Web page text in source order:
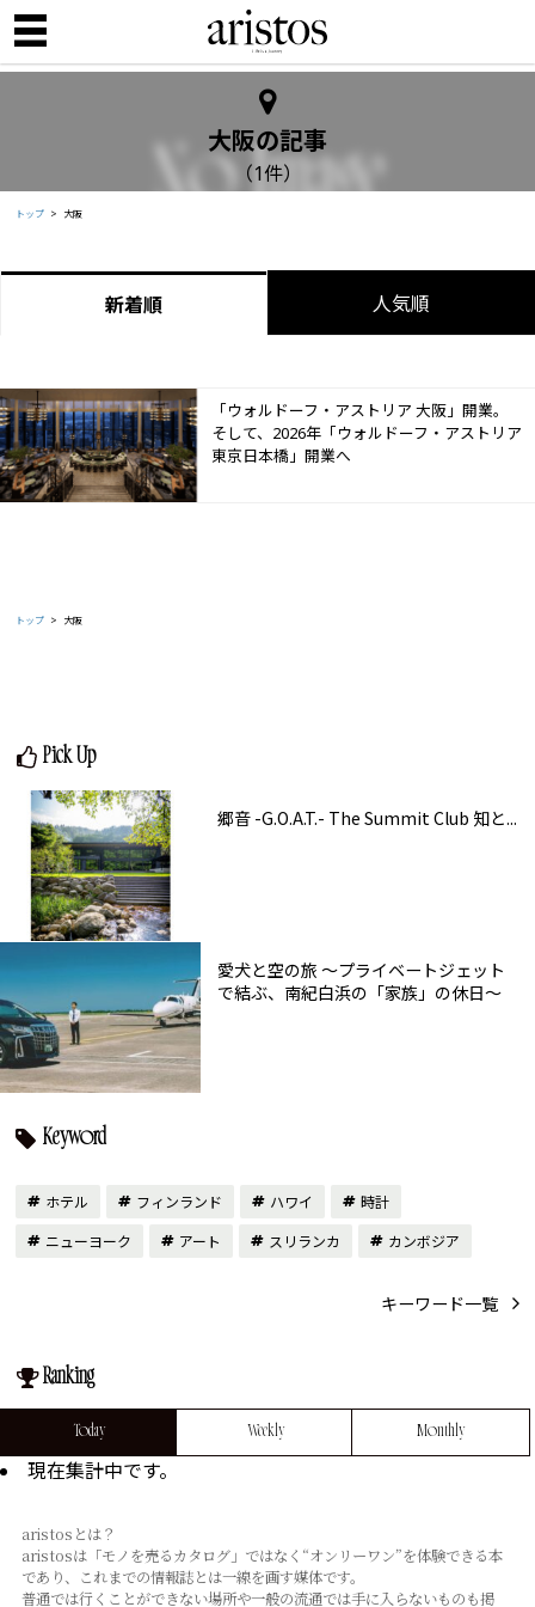
大阪の記事
（1件）
トップ 大阪
新着順 人気順
「ウォルドーフ・アストリア 大阪」開業。
そして、2026年「ウォルドーフ・アストリア
東京日本橋」開業へ
トップ 大阪
Pick Up
郷音 -G.O.A.T.- The Summit Club 知と...
愛犬と空の旅 ～プライベートジェット
で結ぶ、南紀白浜の「家族」の休日～
Keyword
ホテル フィンランド ハワイ
時計
ニューヨーク
アート スリランカ カンボジア
キーワード一覧
Ranking
Today Weekly Monthly
現在集計中です。
aristosとは？
aristosは「モノを売るカタログ」ではなく“オンリーワン”を体験できる本
であり、これまでの情報誌とは⼀線を画す媒体です。
普通では⾏くことができない場所や⼀般の流通では⼿に⼊らないものも掲